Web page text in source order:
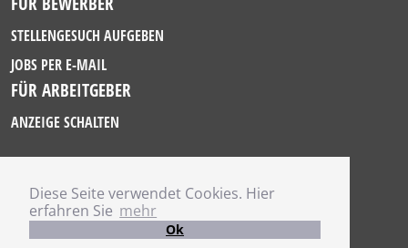
Diese Seite verwendet Cookies. Hier
erfahren Sie mehr
Ok
STELLENGESUCH AUFGEBEN
JOBS PER E-MAIL
FÜR ARBEITGEBER
ANZEIGE SCHALTEN
IMPRESSUM
DATENSCHUTZ